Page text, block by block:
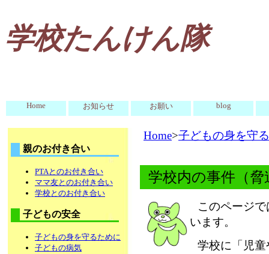
学校たんけん隊
Home お知らせ お願い blog
親のお付き合い
PTAとのお付き合い
ママ友とのお付き合い
学校とのお付き合い
子どもの安全
子どもの身を守るために
子どもの病気
Home>子どもの身を守
学校内の事件（脅
このページ
います。
学校に「児